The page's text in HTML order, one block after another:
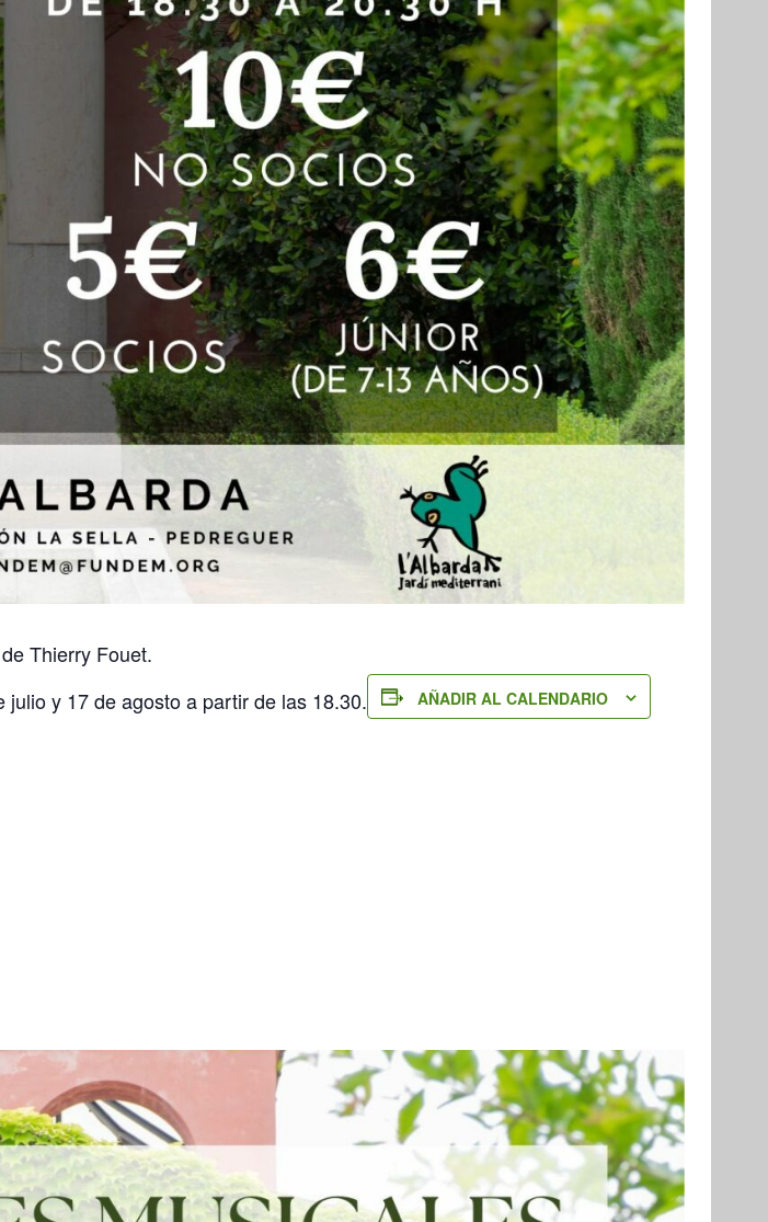
Thierry Fouet.
y 17 de agosto a partir de las 18.30.
AÑADIR AL CALENDARIO